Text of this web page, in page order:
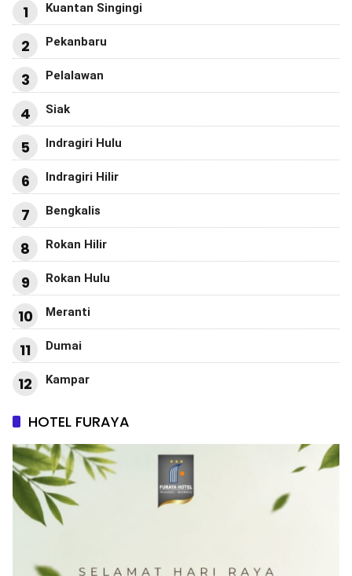
1 Kuantan Singingi
2 Pekanbaru
3 Pelalawan
4 Siak
5 Indragiri Hulu
6 Indragiri Hilir
7 Bengkalis
8 Rokan Hilir
9 Rokan Hulu
10 Meranti
11 Dumai
12 Kampar
HOTEL FURAYA